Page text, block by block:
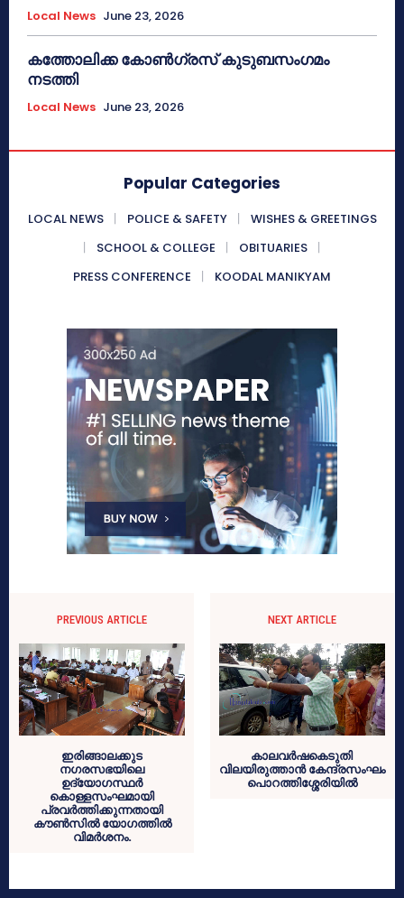
Local News June 23, 2026
കത്തോലിക്ക കോൺഗ്രസ് കുടുബസംഗമം
നടത്തി
Local News June 23, 2026
Popular Categories
LOCAL NEWS POLICE & SAFETY
WISHES & GREETINGS
SCHOOL & COLLEGE
OBITUARIES
PRESS CONFERENCE
KOODAL MANIKYAM
PREVIOUS ARTICLE
ഇരിങ്ങാലക്കുട
നഗരസഭയിലെ
ഉദ്യോഗസ്ഥര്‍
കൊള്ളസംഘമായി
പ്രവര്‍ത്തിക്കുന്നതായി
കൗണ്‍സില്‍ യോഗത്തില്‍
വിമര്‍ശനം.
NEXT ARTICLE
കാലവര്‍ഷകെടുതി
വിലയിരുത്താന്‍ കേന്ദ്രസംഘം
പൊറത്തിശ്ശേരിയില്‍